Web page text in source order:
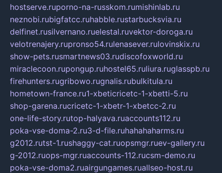
hostserve.ruporno-na-russkom.rumishinlab.ru
neznobi.rubigfatcc.ruhabble.rustarbucksvia.ru
delfinet.rusilvernano.ruelestal.ruvektor-doroga.ru
velotrenajery.rupronso54.rulenasever.rulovinskix.ru
show-pets.rusmartnews03.rudiscofoxworld.ru
miraclecoon.rupongup.ruhostel65.ruliura.ruglasspb.ru
firehunters.rugribowo.rugnalis.rubulkitula.ru
hometown-france.ru1-xbeticricetc-1-xbetti-5.ru
shop-garena.rucricetc-1-xbetr-1-xbetcc-2.ru
one-life-story.rutop-halyava.ruaccounts112.ru
poka-vse-doma-2.ru3-d-file.ruhahahaharms.ru
g2012.rutst-1.rushaggy-cat.ruopsmgr.ruev-gallery.ru
g-2012.ruops-mgr.ruaccounts-112.rucsm-demo.ru
poka-vse-doma2.ruairgungames.ruallseo-host.ru